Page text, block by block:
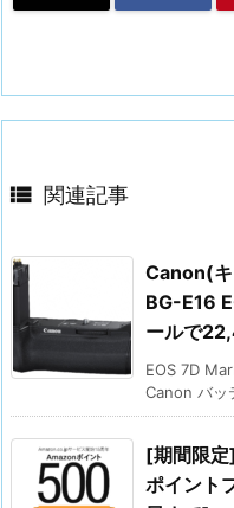
 関連記事
Canon(キ
BG-E16
ールで
EOS 7D
Canon バッ
[期間限
ポイント